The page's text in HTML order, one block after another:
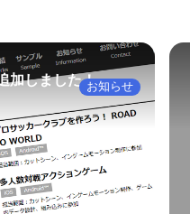
加しました！お知らせ